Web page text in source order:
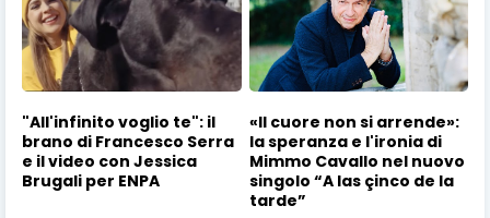
"All'infinito voglio te": il
brano di Francesco Serra
e il video con Jessica
Brugali per ENPA
«Il cuore non si arrende»:
la speranza e l'ironia di
Mimmo Cavallo nel nuovo
singolo “A las çinco de la
tarde”